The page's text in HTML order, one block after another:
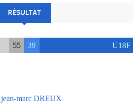
RÉSULTAT
55 39 U18F
jean-marc DREUX